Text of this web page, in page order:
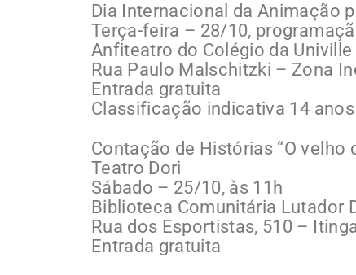
Dia Internacional da Animação
Terça-feira – 28/10,
Anfiteatro do Colégio da Univille
Rua Paulo Malschitzki – Zona
Entrada gratuita
Classificação indicativa 14 anos
Contação de Histórias “O
Teatro Dori
Sábado – 25/10, às 11h
Biblioteca Comunitária Lutador
Rua dos Esportistas, 510 –
Entrada gratuita